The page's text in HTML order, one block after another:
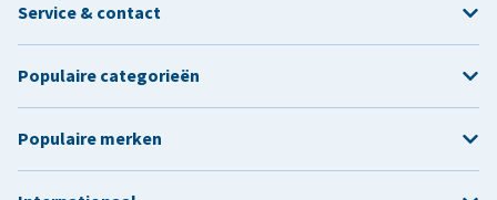
Service & contact
Populaire categorieën
Populaire merken